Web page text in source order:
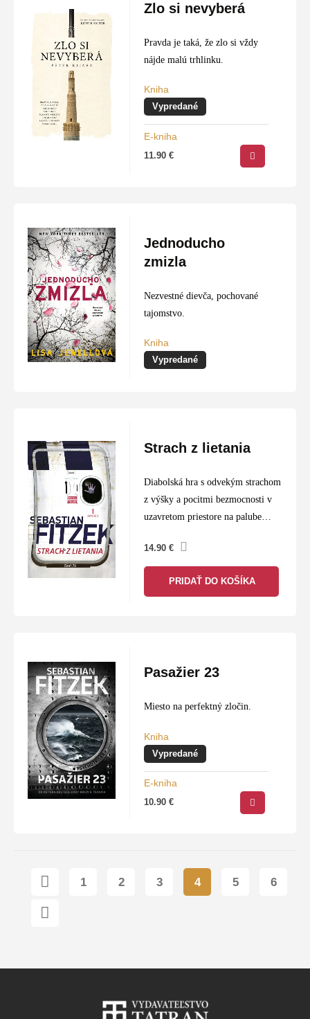
Zlo si nevyberá
Pravda je taká, že zlo si vždy
nájde malú trhlinku.
Kniha
Vypredané
E-kniha
11.90€
Jednoducho
zmizla
Nezvestné dievča, pochované
tajomstvo.
Kniha
Vypredané
Strach z lietania
Diabolská hra s odvekým strachom
z výšky a pocitmi bezmocnosti v
uzavretom priestore na palube
14.90€
PRIDAŤ DO KOŠÍKA
Pasažier 23
Miesto na perfektný zločin.
Kniha
Vypredané
E-kniha
10.90€
1 2 3 4 5 6